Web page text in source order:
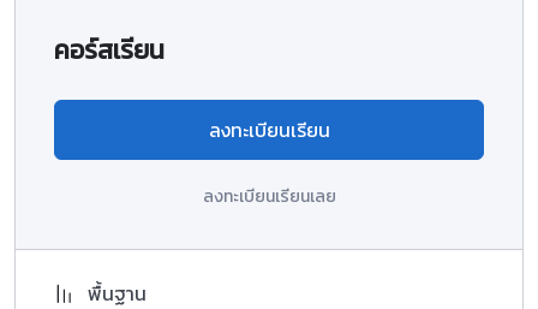
คอร์สเรียน
ลงทะเบียนเรียน
ลงทะเบียนเรียนเลย
พื้นฐาน